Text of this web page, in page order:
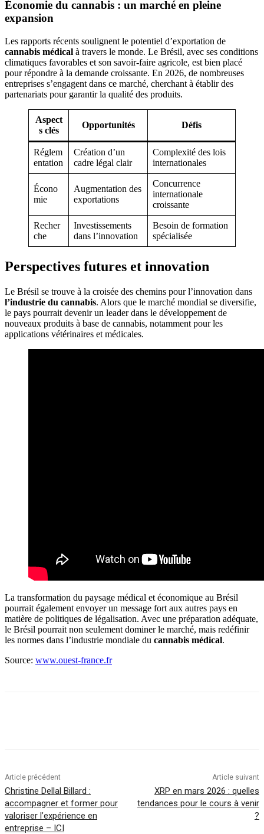
Économie du cannabis : un marché en pleine
expansion
Les rapports récents soulignent le potentiel d’exportation de
cannabis médical à travers le monde. Le Brésil, avec ses conditions
climatiques favorables et son savoir-faire agricole, est bien placé
pour répondre à la demande croissante. En 2026, de nombreuses
entreprises s’engagent dans ce marché, cherchant à établir des
partenariats pour garantir la qualité des produits.
Aspect
s clés
Opportunités Défis
Réglem
entation
Création d’un
cadre légal clair
Complexité des lois
internationales
Écono
mie
Augmentation des
exportations
Concurrence
internationale
croissante
Recher
che
Investissements
dans l’innovation
Besoin de formation
spécialisée
Perspectives futures et innovation
Le Brésil se trouve à la croisée des chemins pour l’innovation dans
l’industrie du cannabis. Alors que le marché mondial se diversifie,
le pays pourrait devenir un leader dans le développement de
nouveaux produits à base de cannabis, notamment pour les
applications vétérinaires et médicales.
La transformation du paysage médical et économique au Brésil
pourrait également envoyer un message fort aux autres pays en
matière de politiques de légalisation. Avec une préparation adéquate,
le Brésil pourrait non seulement dominer le marché, mais redéfinir
les normes dans l’industrie mondiale du cannabis médical.
Source: www.ouest-france.fr
Article précédent
Christine Dellal Billard :
accompagner et former pour
valoriser l’expérience en
entreprise – ICI
Article suivant
XRP en mars 2026 : quelles
tendances pour le cours à venir
?